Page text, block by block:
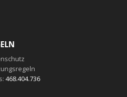
468.404.736